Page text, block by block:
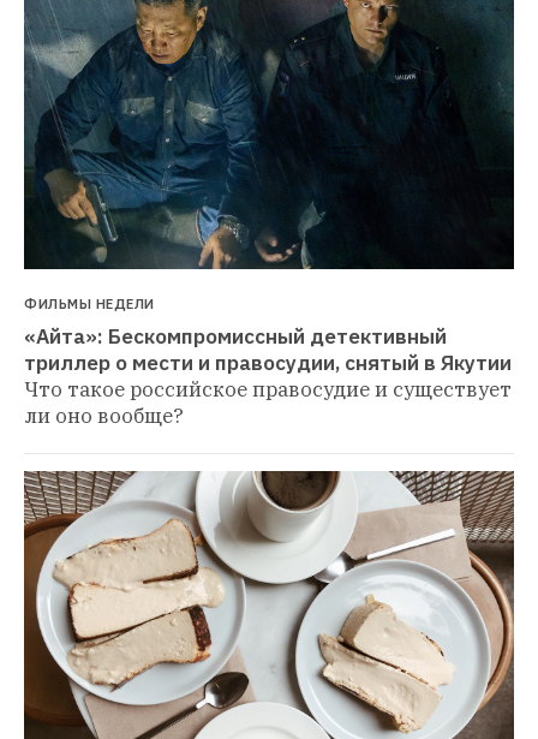
ФИЛЬМЫ НЕДЕЛИ
«Айта»: Бескомпромиссный детективный
триллер о мести и правосудии, снятый в Якутии
Что такое российское правосудие и существует
ли оно вообще?